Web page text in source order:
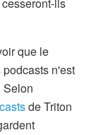
ils
que le
n'est
Selon
de Triton